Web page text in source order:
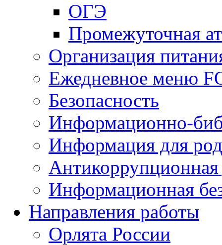
ОГЭ
Промежуточная
Организация
Ежедневное меню
Безопасность
Информационно-
Информация для
Антикоррупционная
Информационная
Направления работы
Орлята России